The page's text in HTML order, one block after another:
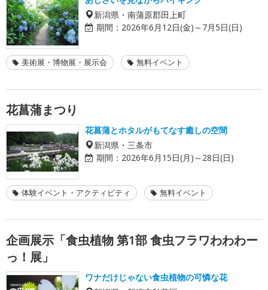
新潟県・南蒲原郡田上町
期間： 2026年6月12日(金)～7月5日(日)
美術展・博物展・展示会 無料イベント
花菖蒲まつり
花菖蒲とホタルがもてなす癒しの空間
新潟県・三条市
期間： 2026年6月15日(月)～28日(日)
体験イベント・アクティビティ 無料イベント
企画展示「食虫植物 第1部 食虫フラワわわわー
っ！展」
ワナだけじゃない食虫植物の可憐な花